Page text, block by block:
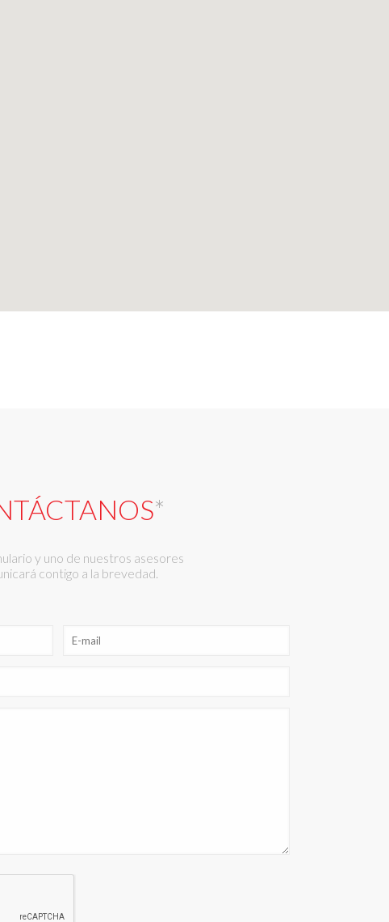
*
y uno de nuestros asesores
contigo a la brevedad.